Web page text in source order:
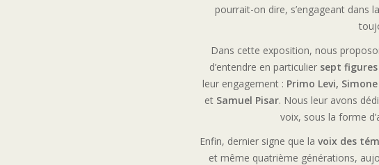
pourrait-on dire, s’engageant dans la
Dans cette exposition, nous
d’entendre en particulier sept
leur engagement : Primo Levi,
et Samuel Pisar. Nous leur avons
voix, sous la forme
Enfin, dernier signe que la voix des
et même quatrième générations,